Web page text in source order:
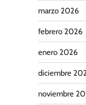
marzo 2026
febrero 2026
enero 2026
diciembre
noviembre